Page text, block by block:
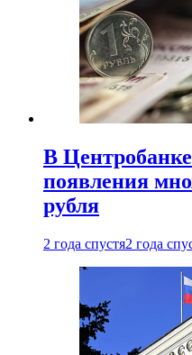
В
появления
рубля
2 года спустя2 года